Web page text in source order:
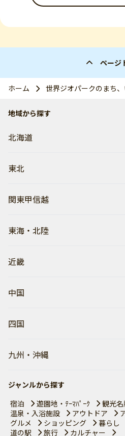
ページ
ホーム 世界ジオパークのまち
地域から探す
北海道
東北
関東甲信越
東海・北陸
近畿
中国
四国
九州・沖縄
ジャンルから探す
宿泊
遊園地・ﾃｰﾏﾊﾟｰｸ 観光
温泉・入浴施設
アウトドア
グルメ
ショッピング 暮らし
道の駅
旅行 カルチャー